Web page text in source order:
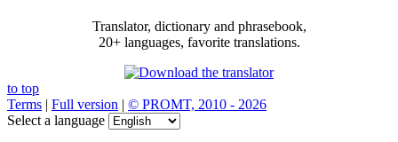
Translator, dictionary and phrasebook,
20+ languages, favorite translations.
to top
Terms | Full version | © PROMT, 2010 - 2026
Select a language